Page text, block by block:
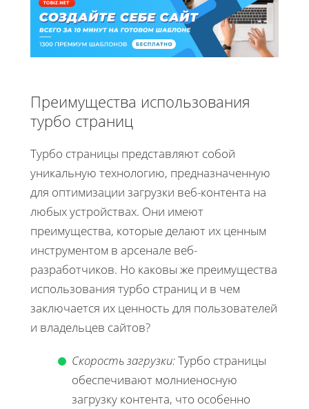
Преимущества использования
турбо страниц
Турбо страницы представляют собой
уникальную технологию, предназначенную
для оптимизации загрузки веб-контента на
любых устройствах. Они имеют
преимущества, которые делают их ценным
инструментом в арсенале веб-
разработчиков. Но каковы же преимущества
использования турбо страниц и в чем
заключается их ценность для пользователей
и владельцев сайтов?
Скорость загрузки:Турбо страницы
обеспечивают молниеносную
загрузку контента, что особенно